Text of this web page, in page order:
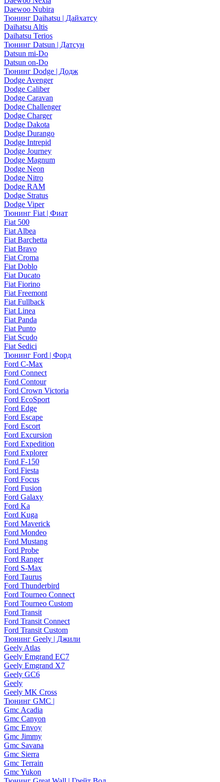
Daewoo Nubira
Тюнинг Daihatsu | Дайхатсу
Daihatsu Altis
Daihatsu Terios
Тюнинг Datsun | Датсун
Datsun mi-Do
Datsun on-Do
Тюнинг Dodge | Додж
Dodge Avenger
Dodge Caliber
Dodge Caravan
Dodge Challenger
Dodge Charger
Dodge Dakota
Dodge Durango
Dodge Intrepid
Dodge Journey
Dodge Magnum
Dodge Neon
Dodge Nitro
Dodge RAM
Dodge Stratus
Dodge Viper
Тюнинг Fiat | Фиат
Fiat 500
Fiat Albea
Fiat Barchetta
Fiat Bravo
Fiat Croma
Fiat Doblo
Fiat Ducato
Fiat Fiorino
Fiat Freemont
Fiat Fullback
Fiat Linea
Fiat Panda
Fiat Punto
Fiat Scudo
Fiat Sedici
Тюнинг Ford | Форд
Ford C-Max
Ford Connect
Ford Contour
Ford Crown Victoria
Ford EcoSport
Ford Edge
Ford Escape
Ford Escort
Ford Excursion
Ford Expedition
Ford Explorer
Ford F-150
Ford Fiesta
Ford Focus
Ford Fusion
Ford Galaxy
Ford Ka
Ford Kuga
Ford Maverick
Ford Mondeo
Ford Mustang
Ford Probe
Ford Ranger
Ford S-Max
Ford Taurus
Ford Thunderbird
Ford Tourneo Connect
Ford Tourneo Custom
Ford Transit
Ford Transit Connect
Ford Transit Custom
Тюнинг Geely | Джили
Geely Atlas
Geely Emgrand EC7
Geely Emgrand X7
Geely GC6
Geely
Geely MK Cross
Тюнинг GMC |
Gmc Acadia
Gmc Canyon
Gmc Envoy
Gmc Jimmy
Gmc Savana
Gmc Sierra
Gmc Terrain
Gmc Yukon